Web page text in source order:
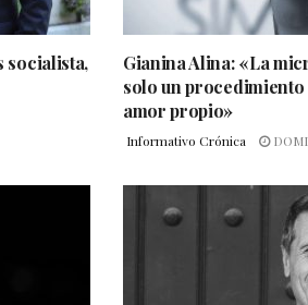
socialista,
Gianina Alina: «La
solo un procedimiento
amor propio»
Informativo Crónica